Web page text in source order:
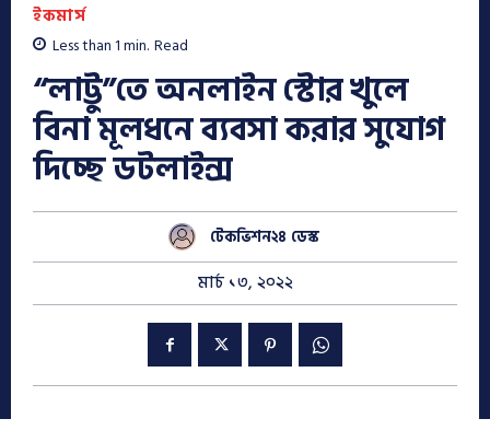
ইকমার্স
Less than 1min. Read
“লাট্টু”তে অনলাইন স্টোর খুলে
বিনা মূলধনে ব্যবসা করার সুযোগ
দিচ্ছে ডটলাইন্স
টেকভিশন২৪ ডেস্ক
মার্চ ১৩, ২০২২